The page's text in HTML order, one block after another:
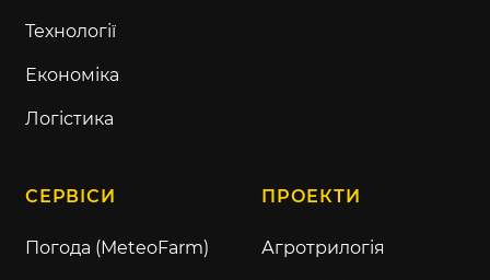
Технології
Економіка
Логістика
СЕРВІСИ
Погода (MeteoFarm)
ПРОЕКТИ
Агротрилогія